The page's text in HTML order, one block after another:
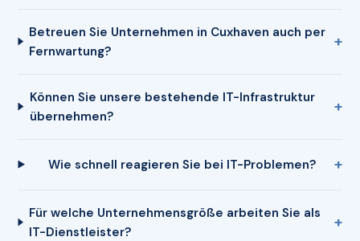
Betreuen Sie Unternehmen in Cuxhaven auch per
Fernwartung?
Können Sie unsere bestehende IT-Infrastruktur
übernehmen?
Wie schnell reagieren Sie bei IT-Problemen?
Für welche Unternehmensgröße arbeiten Sie als
IT-Dienstleister?